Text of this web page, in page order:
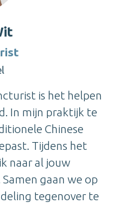
is het helpen
In mijn praktijk te
Chinese
Tijdens het
naar al jouw
gaan we op
tegenover te